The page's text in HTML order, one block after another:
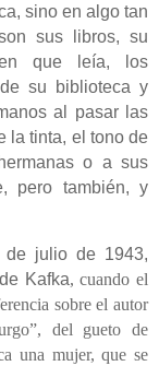
sino en algo tan
sus libros, su
en que leía, los
su biblioteca y
al pasar las
la tinta, el tono de
o a sus
pero también, y
de julio de 1943,
Kafka, cuando el
sobre el autor
del gueto de
una mujer, que se